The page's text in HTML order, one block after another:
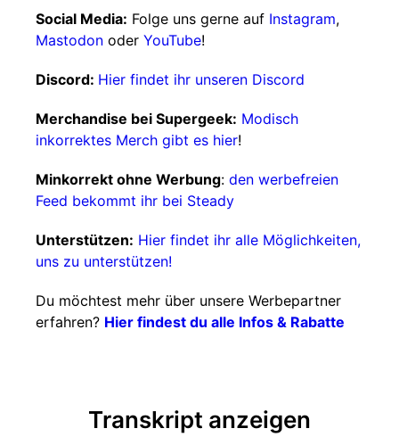
Social Media: Folge uns gerne auf Instagram,
Mastodon oder YouTube!
Discord: Hier findet ihr unseren Discord
Merchandise bei Supergeek: Modisch
inkorrektes Merch gibt es hier!
Minkorrekt ohne Werbung: den werbefreien
Feed bekommt ihr bei Steady
Unterstützen: Hier findet ihr alle Möglichkeiten,
uns zu unterstützen!
Du möchtest mehr über unsere Werbepartner
erfahren? Hier findest du alle Infos & Rabatte
Transkript anzeigen